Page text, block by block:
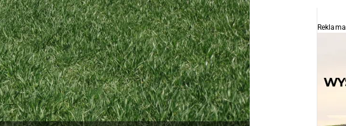
Reklama